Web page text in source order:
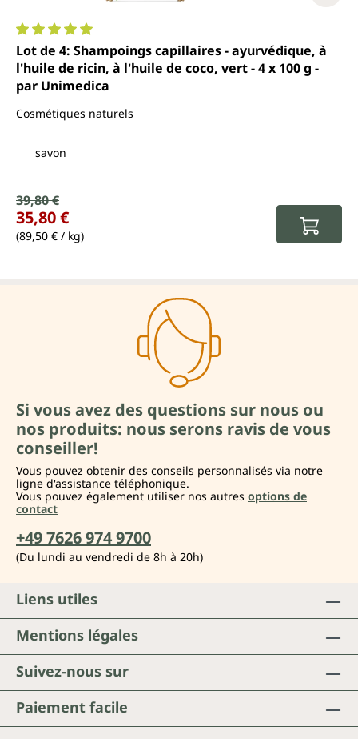
Note moyenne de 5 sur 5 étoiles
Lot de 4: Shampoings capillaires - ayurvédique, à
l'huile de ricin, à l'huile de coco, vert - 4 x 100 g -
par Unimedica
Cosmétiques naturels
savon
Prix de vente :
Prix régulier :
39,80 €
35,80 €
(89,50 € / kg)
Si vous avez des questions sur nous ou
nos produits: nous serons ravis de vous
conseiller!
Vous pouvez obtenir des conseils personnalisés via notre
ligne d'assistance téléphonique.
Vous pouvez également utiliser nos autres options de
contact
+49 7626 974 9700
(Du lundi au vendredi de 8h à 20h)
Suivez-nous sur
Paiement facile
Liens utiles
Mentions légales